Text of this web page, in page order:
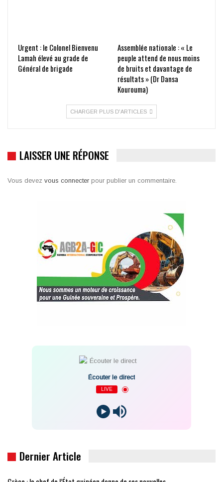
Urgent : le Colonel Bienvenu
Lamah élevé au grade de
Général de brigade
Assemblée nationale : « Le
peuple attend de nous moins
de bruits et davantage de
résultats » (Dr Dansa
Kourouma)
CHARGER PLUS D'ARTICLES
LAISSER UNE RÉPONSE
Vous devez vous connecter pour publier un commentaire.
Écouter le direct
LIVE
Dernier Article